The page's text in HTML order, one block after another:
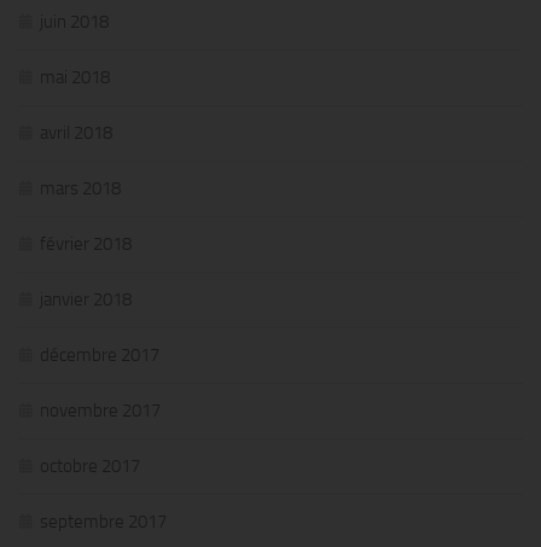
juin 2018
mai 2018
avril 2018
mars 2018
février 2018
janvier 2018
décembre 2017
novembre 2017
octobre 2017
septembre 2017